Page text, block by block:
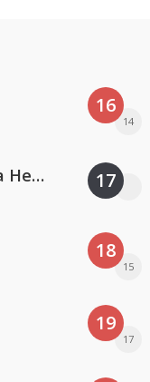
Nathan Dawe, Joel Corry & Ella Henderson
16
14
17
18
15
19
17